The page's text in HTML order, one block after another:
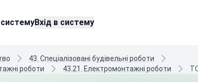
Вхід в систему
43. Спеціалізовані будівельні роботи
роботи
43.21. Електромонтажні роботи